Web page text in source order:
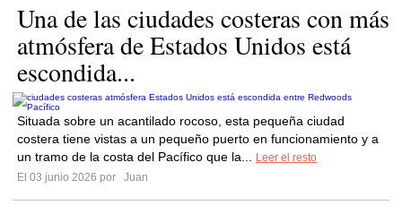
Una de las ciudades costeras con más
atmósfera de Estados Unidos está
escondida...
Situada sobre un acantilado rocoso, esta pequeña ciudad
costera tiene vistas a un pequeño puerto en funcionamiento y a
un tramo de la costa del Pacífico que la...
Leer el resto
El 03 junio 2026 por
Juan